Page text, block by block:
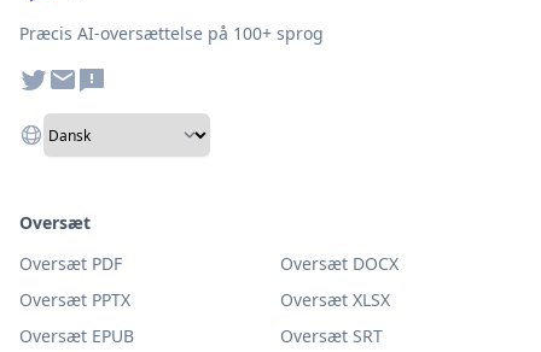
Præcis AI-oversættelse på 100+ sprog
Oversæt
Oversæt PDF
Oversæt DOCX
Oversæt PPTX
Oversæt XLSX
Oversæt EPUB
Oversæt SRT